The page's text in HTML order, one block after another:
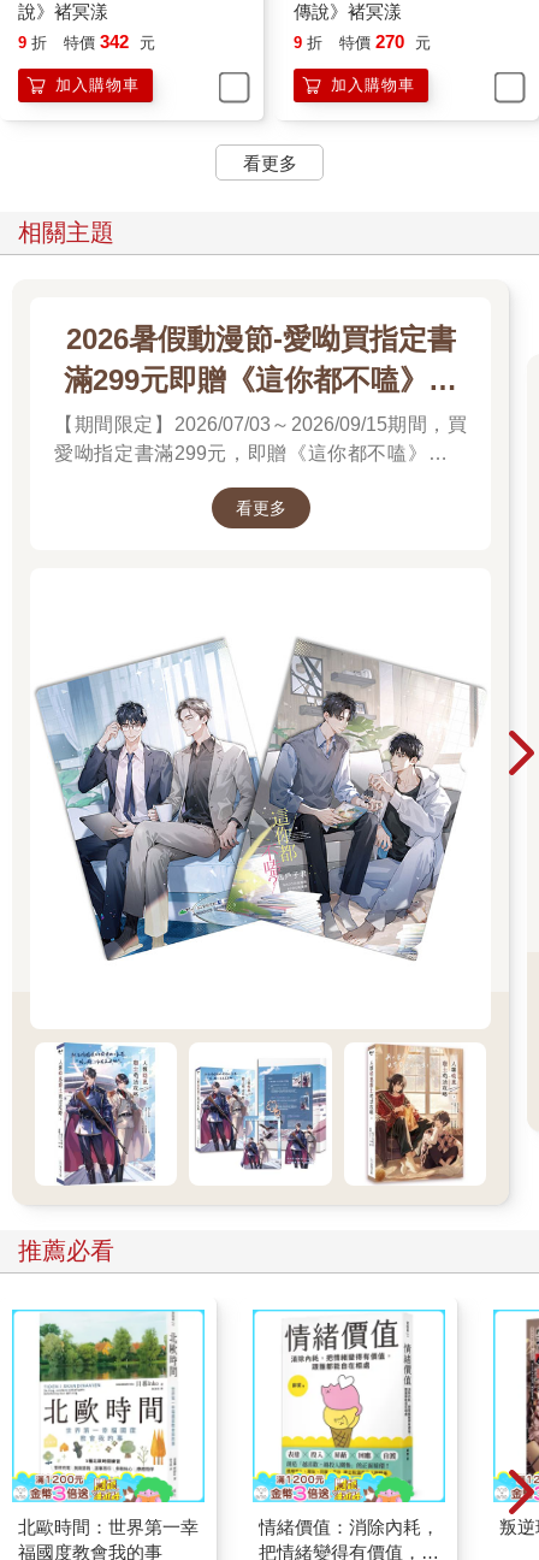
說》褚冥漾
9 折 特價 342 元
加入購物車
傳說》褚冥漾
9 折 特價 270 元
加入購物車
看更多
相關主題
2026暑假動漫節-愛呦買指定書
滿299元即贈《這你都不嗑》文
件夾
【期間限定】2026/07/03～2026/09/15期間，買
愛呦指定書滿299元，即贈《這你都不嗑》文件
夾！單筆訂單不累贈，數量有限，送完為止！
看更多
推薦必看
北歐時間：世界第一幸
福國度教會我的事
情緒價值：消除內耗，
把情緒變得有價值，跟
叛逆